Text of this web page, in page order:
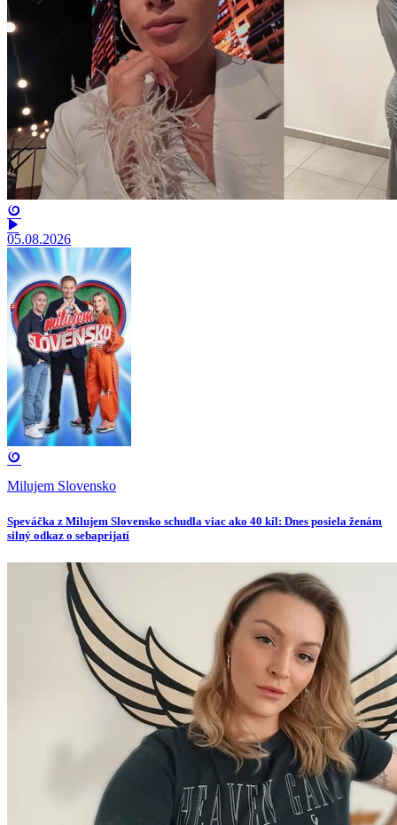
05.08.2026
Milujem Slovensko
Speváčka z Milujem Slovensko schudla viac ako 40 kíl: Dnes posiela ženám
silný odkaz o sebaprijatí